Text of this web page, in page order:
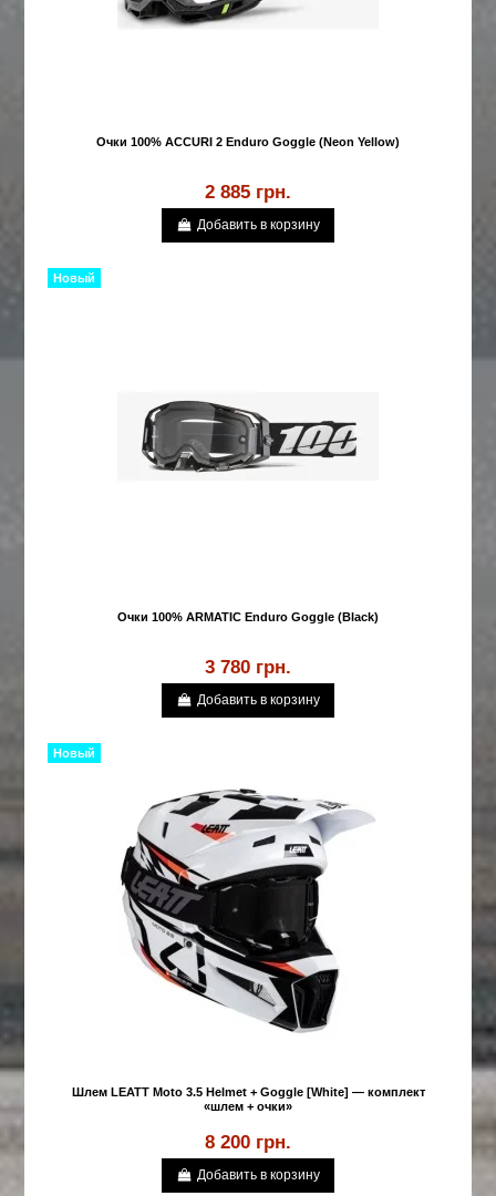
Очки 100% ACCURI 2 Enduro Goggle (Neon Yellow)
2 885 грн.
Добавить в корзину
Новый
Очки 100% ARMATIC Enduro Goggle (Black)
3 780 грн.
Добавить в корзину
Новый
Шлем LEATT Moto 3.5 Helmet + Goggle [White] — комплект
«шлем + очки»
8 200 грн.
Добавить в корзину